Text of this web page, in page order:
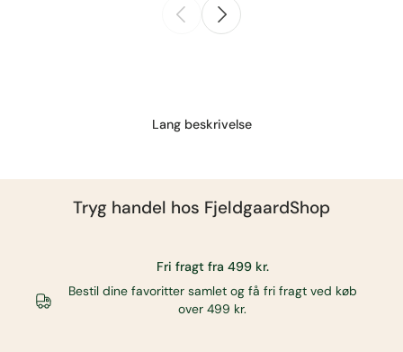
Lang beskrivelse
Tryg handel hos FjeldgaardShop
Fri fragt fra 499 kr.
Bestil dine favoritter samlet og få fri fragt ved køb
over 499 kr.